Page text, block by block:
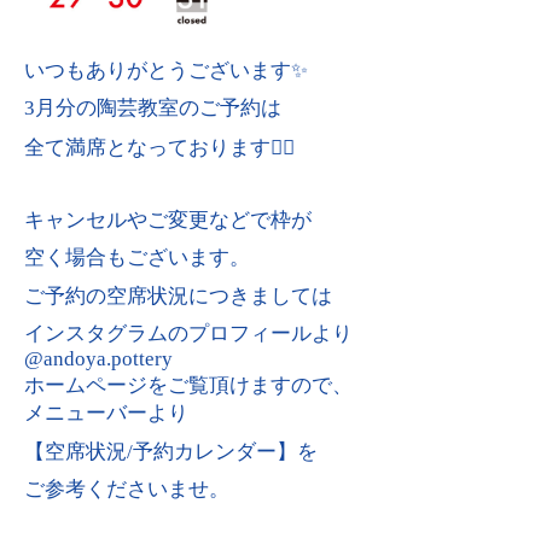
いつもありがとうございます✨
3月分の陶芸教室のご予約は
全て満席となっております🙇‍♀️
キャンセルやご変更などで枠が
空く場合もございます。
ご予約の空席状況につきましては
インスタグラムのプロフィールより
@andoya.pottery
ホームページをご覧頂けますので、
メニューバーより
【空席状況/予約カレンダー】を
ご参考くださいませ。